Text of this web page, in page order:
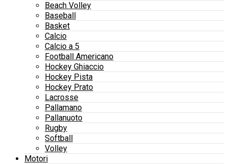
Beach Volley
Baseball
Basket
Calcio
Calcio a 5
Football Americano
Hockey Ghiaccio
Hockey Pista
Hockey Prato
Lacrosse
Pallamano
Pallanuoto
Rugby
Softball
Volley
Motori